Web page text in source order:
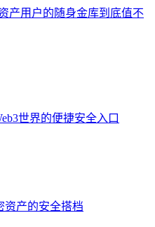
产用户的随身金库到底值不
世界的便捷安全入口
资产的安全搭档